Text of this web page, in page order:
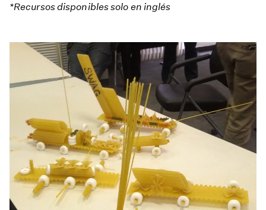
*Recursos disponibles solo en inglés